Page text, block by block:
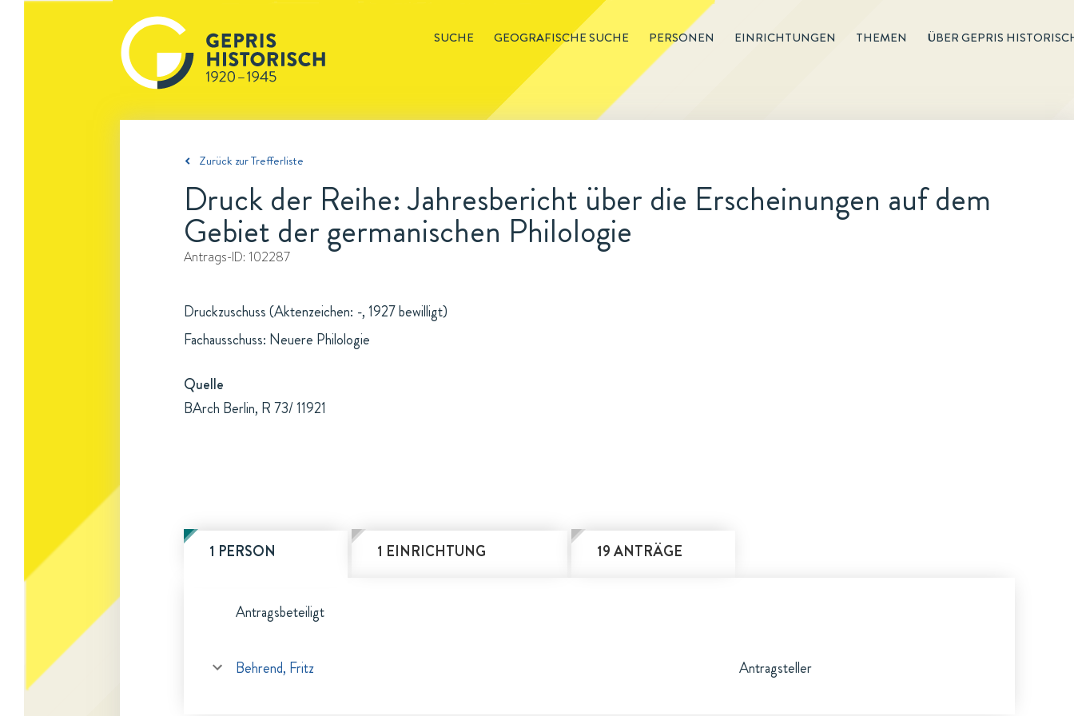
SUCHE GEOGRAFISCHE SUCHE PERSONEN EINRICHTUNGEN THEMEN ÜBER GEPRIS
Zurück zur Trefferliste
Druck der Reihe: Jahresbericht über die Erscheinungen auf dem
Gebiet der germanischen Philologie
Antrags-ID: 102287
Druckzuschuss (Aktenzeichen: -, 1927 bewilligt)
Fachausschuss: Neuere Philologie
Quelle
BArch Berlin, R 73/ 11921
1 PERSON 1 EINRICHTUNG 19 ANTRÄGE
Antragsbeteiligt
Behrend, Fritz Antragsteller